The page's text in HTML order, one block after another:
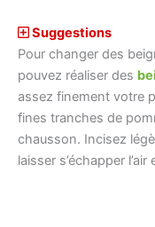
Suggestions
Pour changer des
pouvez réaliser des
assez finement votre
fines tranches de
chausson. Incisez
laisser s’échapper